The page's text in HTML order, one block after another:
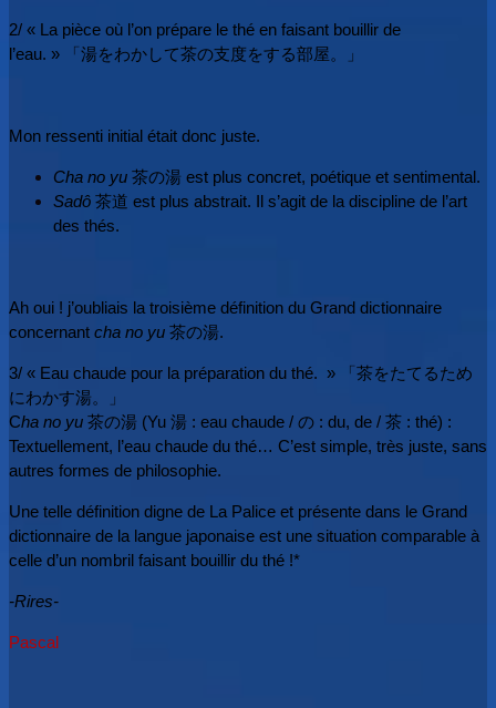
2/ « La pièce où l’on prépare le thé en faisant bouillir de
l’eau. »
「湯をわかして茶の支度をする部屋。」
Mon ressenti initial était donc juste.
Cha no yu 茶の湯 est plus concret, poétique et sentimental.
Sadô 茶道 est plus abstrait. Il s’agit de la discipline de l’art
des thés.
Ah oui ! j’oubliais la troisième définition du Grand dictionnaire
concernant cha no yu 茶の湯.
3/ « Eau chaude pour la préparation du thé. »
「茶をたてるため
にわかす湯。」
Cha no yu 茶の湯 (Yu 湯 : eau chaude / の : du, de / 茶 : thé) :
Textuellement, l’eau chaude du thé… C’est simple, très juste, sans
autres formes de philosophie.
Une telle définition digne de La Palice et présente dans le Grand
dictionnaire de la langue japonaise est une situation comparable à
celle d’un nombril faisant bouillir du thé !*
-Rires-
Pascal